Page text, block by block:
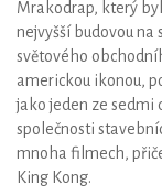
Mrakodrap, který
nejvyšší budovou na
světového
americkou ikonou,
jako jeden ze sedmi
společnosti
mnoha filmech,
King Kong.